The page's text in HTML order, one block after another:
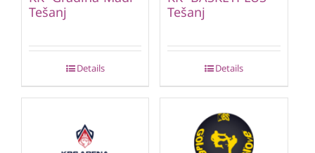
Tešanj
Details
Tešanj
Details